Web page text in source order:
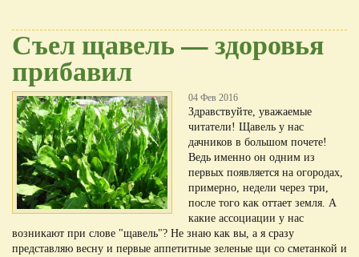
Съел щавель — здоровья
прибавил
04 Фев 2016
Здравствуйте, уважаемые
читатели! Щавель у нас
дачников в большом почете!
Ведь именно он одним из
первых появляется на огородах,
примерно, недели через три,
после того как оттает земля. А
какие ассоциации у нас
возникают при слове "щавель"? Не знаю как вы, а я сразу
представляю весну и первые аппетитные зеленые щи со сметанкой и